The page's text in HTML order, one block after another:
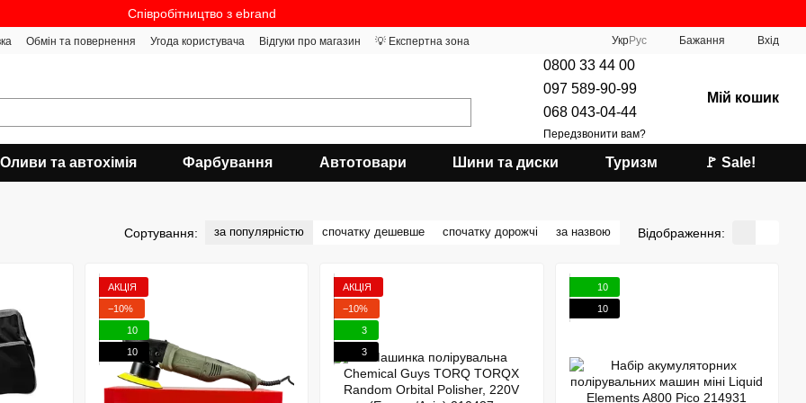
Співробітництво з ebrand
Обмін та повернення Угода користувача Відгуки про магазин 💡 Експертна зона УкрРус Бажання Вхід
0800 33 44 00
097 589-90-99
068 043-04-44
Передзвонити вам?
Мій кошик
Оливи та автохімія Фарбування Автотовари Шини та диски Туризм 🚩 Sale!
Сортування: за популярністю спочатку дешевше спочатку дорожчі за назвою Відображення:
АКЦІЯ
−10%
10
10
АКЦІЯ
−10%
3
3
10
10